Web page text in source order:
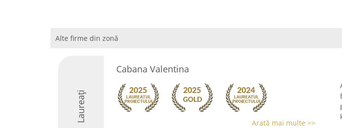
Alte firme din zonă
Laureați
Cabana Valentina
Arată mai multe >>